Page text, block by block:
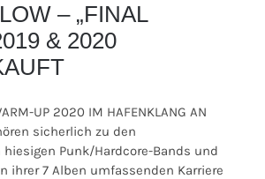
– „FINAL
& 2020
UP 2020 IM HAFENKLANG AN
sicherlich zu den
Punk/Hardcore-Bands und
ihrer 7 Alben umfassenden Karriere